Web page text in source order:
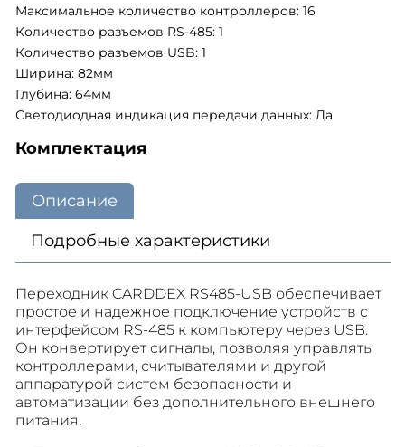
Максимальное количество контроллеров: 16
Количество разъемов RS-485: 1
Количество разъемов USB: 1
Ширина: 82мм
Глубина: 64мм
Светодиодная индикация передачи данных: Да
Комплектация
Описание
Подробные характеристики
Переходник CARDDEX RS485-USB обеспечивает
простое и надежное подключение устройств с
интерфейсом RS-485 к компьютеру через USB.
Он конвертирует сигналы, позволяя управлять
контроллерами, считывателями и другой
аппаратурой систем безопасности и
автоматизации без дополнительного внешнего
питания.